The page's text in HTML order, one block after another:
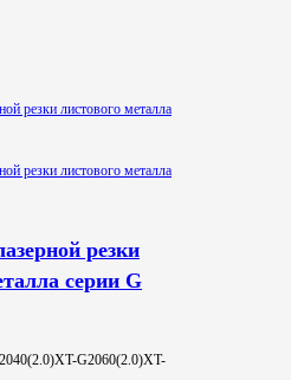
резки
серии G
XT-G2060(2.0)XT-